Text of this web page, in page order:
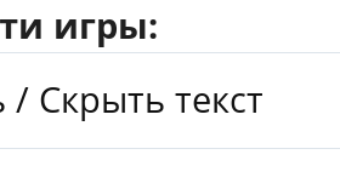
игры:
/ Скрыть текст